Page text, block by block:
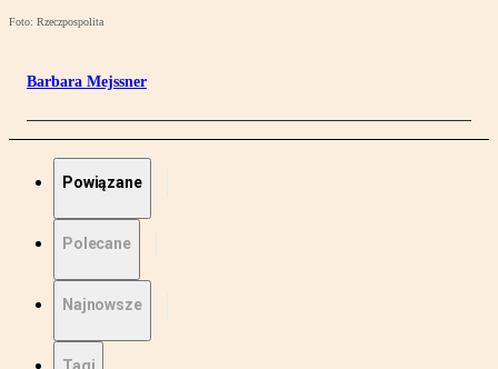
Foto: Rzeczpospolita
Barbara Mejssner
Powiązane
Polecane
Najnowsze